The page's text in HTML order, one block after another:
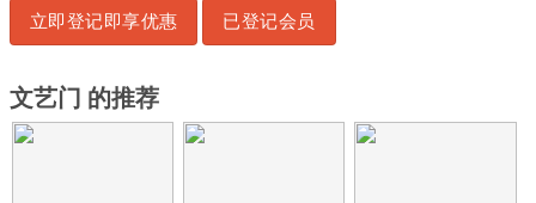
立即登记即享优惠 已登记会员
文艺门 的推荐